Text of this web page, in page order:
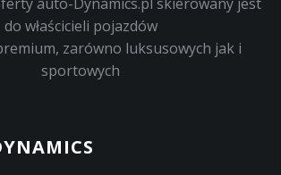
węglowego
zabytkowych
do właścicieli pojazdów
zarówno luksusowych jak i
sportowych